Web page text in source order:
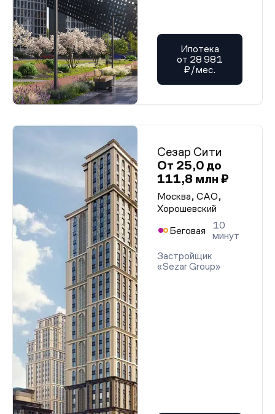
Ипотека
от 28 981
₽/мес.
Сезар Сити
От 25,0 до
111,8 млн ₽
Москва, САО,
Хорошевский
Беговая
10
минут
Застройщик
«Sezar Group»